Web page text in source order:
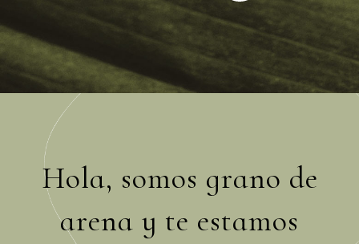
Hola, somos grano de
arena y te estamos